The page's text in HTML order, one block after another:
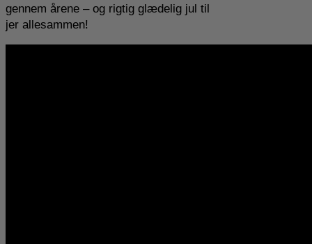
gennem årene – og rigtig glædelig jul til
jer allesammen!